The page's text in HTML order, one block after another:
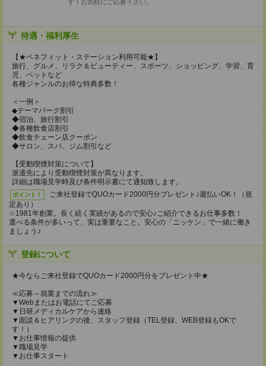
す！お気軽にご応募下さい。
待遇・福利厚生
【★ベネフィット・ステーション利用可能★】
旅行、グルメ、リラク＆ビューティー、スポーツ、ショッピング、学習、育
児、ペットなど
各種ジャンルのお得な特典多数！
＜一例＞
◆テーマパーク割引
◆宿泊、旅行割引
◆各種飲食店割引
◆飲食チェーン店クーポン
◆サロン、スパ、ジム割引など
【受動喫煙対策について】
派遣先により受動喫煙対策が異なります。
詳細は職場見学時及び条件明示書にて通知致します。
ポイント！
ご来社登録でQUOカード2000円分プレゼント♪週払いOK！（規
定あり）
☆1981年創業。長く続く実績があるので安心♪ご紹介できるお仕事多数！
選べる条件が多いって、実は重要なこと。安心の「ニッケン」で一緒に働き
ましょう♪
登録について
★今ならご来社登録でQUOカード2000円分をプレゼント中★
≪応募～就業までの流れ≫
▼Webまたはお電話にてご応募
▼日研メディカルケアから連絡
▼面談＆ヒアリングの後、スタッフ登録（TEL登録、WEB登録もOKで
す！）
▼お仕事情報の提供
▼職場見学
▼お仕事スタート